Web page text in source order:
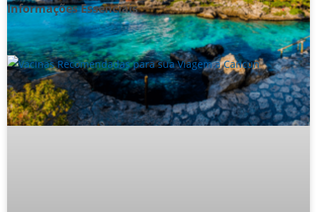
Informações Essenciais